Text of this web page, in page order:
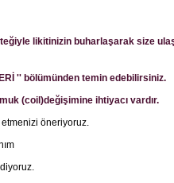
likitinizin buharlaşarak size
'' bölümünden temin edebilirsiniz.
(coil)değişimine ihtiyacı vardır.
öneriyoruz.